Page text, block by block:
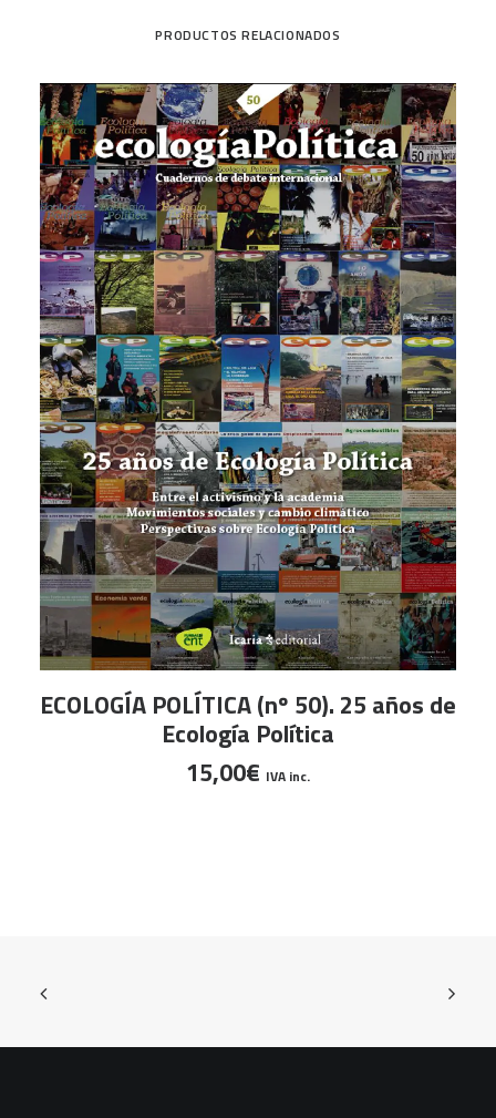
PRODUCTOS RELACIONADOS
AÑADIR AL CARRITO
ECOLOGÍA POLÍTICA (nº 50). 25 años de
Ecología Política
15,00€ IVA inc.